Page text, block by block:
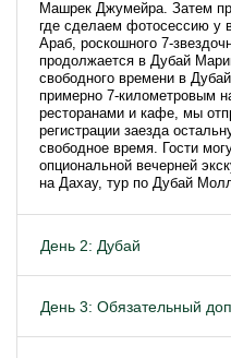
Машрек Джумейра. Затем
где сделаем фотосессию у
Араб, роскошного 7-
продолжается в Дубай
свободного времени в
примерно 7-километровым
ресторанами и кафе, мы
регистрации заезда
свободное время. Гости
опциональной вечерней
на Дахау, тур по Дубай
День 2: Дубай
День 3: Обязательный